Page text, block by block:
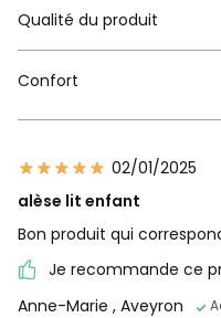
Qualité du produit
Confort
02/01/2025
alèse lit enfant
Bon produit qui
Je recommande ce
Anne-Marie , Aveyron